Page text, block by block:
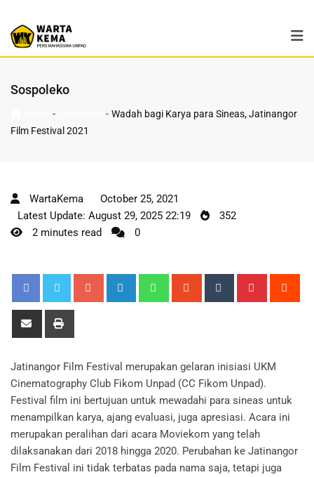
Sospoleko
- - Wadah bagi Karya para Sineas, Jatinangor
Film Festival 2021
WartaKema
October 25, 2021
Latest Update: August 29, 2025 22:19
352
2 minutes read
0
Jatinangor Film Festival merupakan gelaran inisiasi UKM
Cinematography Club Fikom Unpad (CC Fikom Unpad).
Festival film ini bertujuan untuk mewadahi para sineas untuk
menampilkan karya, ajang evaluasi, juga apresiasi. Acara ini
merupakan peralihan dari acara Moviekom yang telah
dilaksanakan dari 2018 hingga 2020. Perubahan ke Jatinangor
Film Festival ini tidak terbatas pada nama saja, tetapi juga